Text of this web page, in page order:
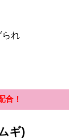
られ
合！
ギ)